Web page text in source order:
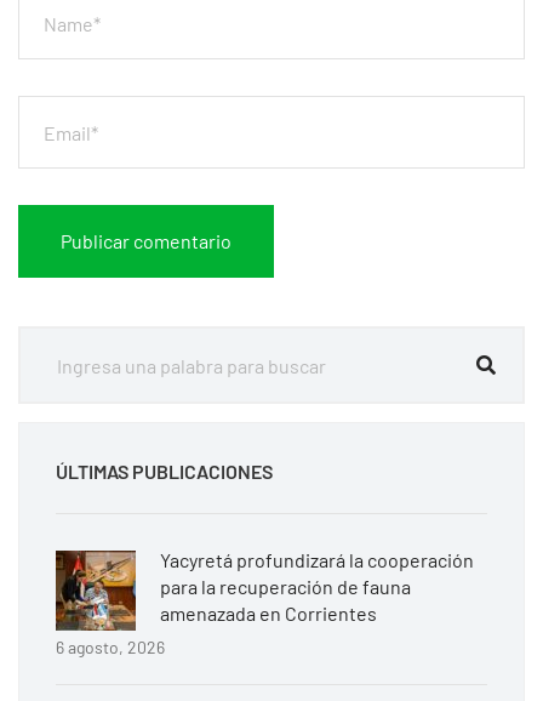
ÚLTIMAS PUBLICACIONES
Yacyretá profundizará la cooperación
para la recuperación de fauna
amenazada en Corrientes
6 agosto, 2026